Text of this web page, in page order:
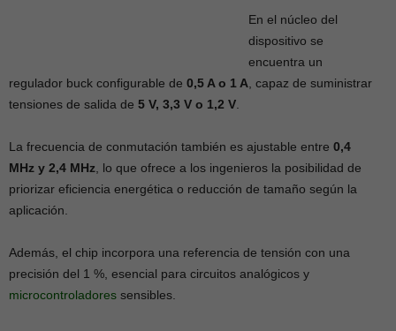
En el núcleo del
dispositivo se
encuentra un
regulador buck configurable de 0,5 A o 1 A , capaz de suministrar
tensiones de salida de 5 V, 3,3 V o 1,2 V
La frecuencia de conmutación también es ajustable entre 0,4
MHz y 2,4 MHz , lo que ofrece a los ingenieros la posibilidad de
priorizar eficiencia energética o reducción de tamaño según la
aplicación.
Además, el chip incorpora una referencia de tensión con una
precisión del 1 %, esencial para circuitos analógicos y
microcontroladores sensibles.